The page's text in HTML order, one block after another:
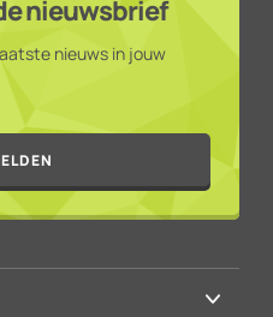
nieuwsbrief
nieuws in jouw